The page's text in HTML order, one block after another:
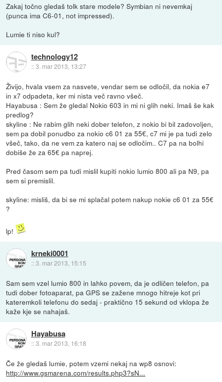
Zakaj točno gledaš tolk stare modele? Symbian ni nevemkaj
(punca ima C6-01, not impressed).
Lumie ti niso kul?
technology12
::3. mar 2013, 13:27
Živijo, hvala vsem za nasvete, vendar sem se odločil, da nokia e7
in x7 odpadeta, ker mi nista več ravno všeč.
Hayabusa : Sem že gledal Nokio 603 in mi ni glih neki. Imaš še kak
predlog?
skyline : Ne rabim glih neki dober telefon, z nokio bi bil zadovoljen,
sem pa dobil ponudbo za nokio c6 01 za 55€, c7 mi je pa tudi zelo
všeč, tako, da ne vem za katero naj se odločim.. C7 pa na bolhi
dobiše že za 65€ pa naprej.
Pred časom sem pa tudi mislil kupiti nokio lumio 800 ali pa N9, pa
sem si premislil.
skyline: misliš, da bi se mi splačal potem nakup nokie c6 01 za 55€
?
lp!
krneki0001
::3. mar 2013, 15:15
Sam sem vzel lumio 800 in lahko povem, da je odličen telefon, pa
tudi dober fotoaparat, pa GPS se zažene mnogo hitreje kot pri
kateremkoli telefonu do sedaj - praktično 15 sekund od vklopa že
kaže kje se nahajaš.
Hayabusa
::3. mar 2013, 16:18
Če že gledaš lumie, potem vzemi nekaj na wp8 osnovi:
http://www.gsmarena.com/results.php3?sN...